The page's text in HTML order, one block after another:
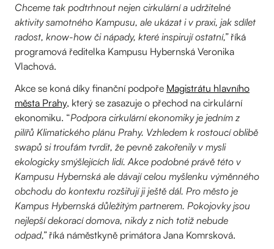
Chceme tak podtrhnout nejen cirkulární a udržitelné
aktivity samotného Kampusu, ale ukázat i v praxi, jak sdílet
radost, know-how či nápady, které inspirují ostatní,” říká
programová ředitelka Kampusu Hybernská Veronika
Vlachová.
Akce se koná díky finanční podpoře Magistrátu hlavního
města Prahy, který se zasazuje o přechod na cirkulární
ekonomiku. “Podpora cirkulární ekonomiky je jedním z
pilířů Klimatického plánu Prahy. Vzhledem k rostoucí oblibě
swapů si troufám tvrdit, že pevně zakořenily v mysli
ekologicky smýšlejících lidí. Akce podobné právě této v
Kampusu Hybernská ale dávají celou myšlenku výměnného
obchodu do kontextu rozšiřují ji ještě dál. Pro město je
Kampus Hybernská důležitým partnerem. Pokojovky jsou
nejlepší dekorací domova, nikdy z nich totiž nebude
odpad,” říká náměstkyně primátora Jana Komrsková.